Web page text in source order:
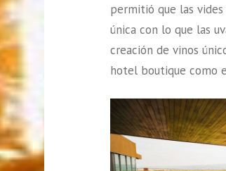
permitió que las
única con lo que las
creación de vinos
hotel boutique como